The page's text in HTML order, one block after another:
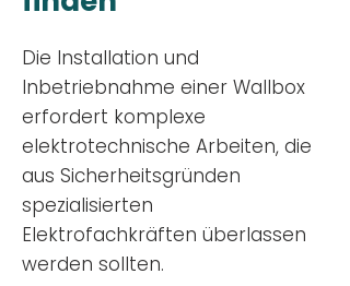
Die Installation und
Inbetriebnahme einer Wallbox
erfordert komplexe
elektrotechnische Arbeiten, die
aus Sicherheitsgründen
spezialisierten
Elektrofachkräften überlassen
werden sollten.